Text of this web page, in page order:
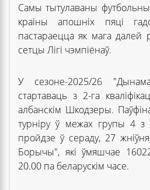
Самы тытулаваны
краіны апошніх пяці
пастараецца як мага
сетцы Лігі чэмпіёнаў.
У сезоне-2025/26
стартаваць з 2-га
албанскім Шкодзеры.
турніру ў межах групы 4 з
пройдзе ў сераду, 27
Борычы", які ўмяшчае
20.00 па беларускім часе.